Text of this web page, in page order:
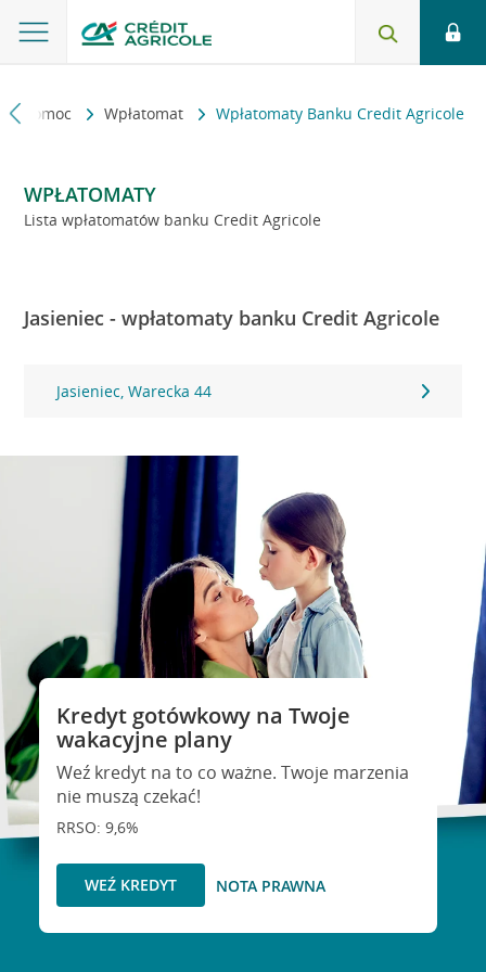
i pomoc Wpłatomat Wpłatomaty Banku Credit Agricole
WPŁATOMATY
Lista wpłatomatów banku Credit Agricole
Jasieniec - wpłatomaty banku Credit Agricole
Jasieniec, Warecka 44
Kredyt gotówkowy na Twoje
wakacyjne plany
Weź kredyt na to co ważne. Twoje marzenia
nie muszą czekać!
RRSO: 9,6%
WEŹ KREDYT NOTA PRAWNA